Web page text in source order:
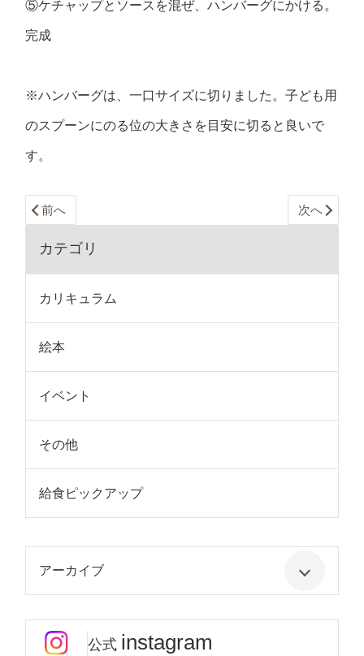
⑤ケチャップとソースを混ぜ、ハンバーグにかける。
完成
※ハンバーグは、一口サイズに切りました。子ども用
のスプーンにのる位の大きさを目安に切ると良いで
す。
前へ 次へ
カテゴリ
カリキュラム
絵本
イベント
その他
給食ピックアップ
アーカイブ
公式 instagram